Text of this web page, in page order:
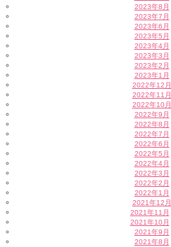
2023年8月
2023年7月
2023年6月
2023年5月
2023年4月
2023年3月
2023年2月
2023年1月
2022年12月
2022年11月
2022年10月
2022年9月
2022年8月
2022年7月
2022年6月
2022年5月
2022年4月
2022年3月
2022年2月
2022年1月
2021年12月
2021年11月
2021年10月
2021年9月
2021年8月